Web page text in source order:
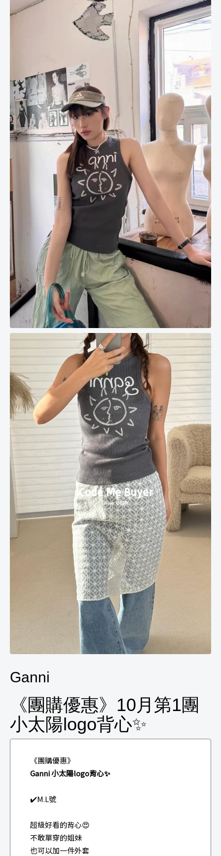
Ganni
《團購優惠》10月第1團
小太陽logo背心✨
《團購優惠》
Ganni 小太陽logo背心✨
✔️M.L號
超級好看的背心😍
不敢單穿的姐妹
也可以加一件外套